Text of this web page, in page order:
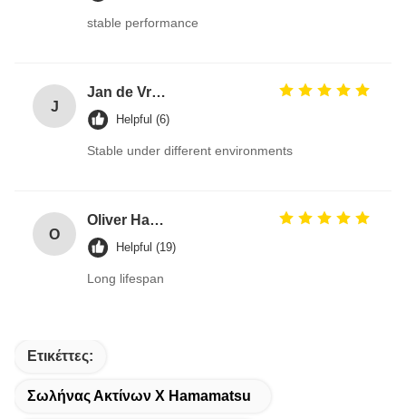
stable performance
J
Jan de Vries
Helpful (6)
Stable under different environments
O
Oliver Harris
Helpful (19)
Long lifespan
Ετικέττες:
Σωλήνας Ακτίνων Χ Hamamatsu